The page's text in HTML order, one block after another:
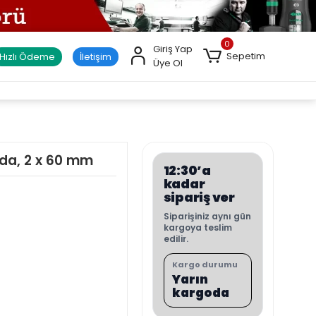
Hızlı Ödeme İletişim
Giriş Yap
Üye Ol
0
Sepetim
2 x 60 mm
12:30’a
kadar
sipariş ver
Siparişiniz aynı gün
kargoya teslim
edilir.
Kargo durumu
Yarın
kargoda